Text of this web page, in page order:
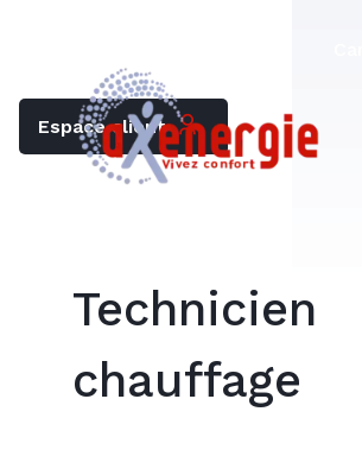
Espace client
Technicien
chauffage